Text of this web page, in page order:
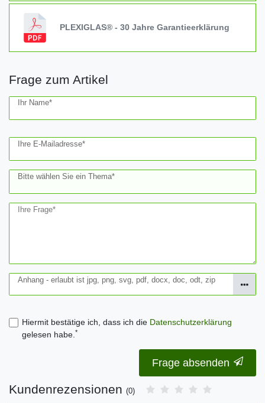
PLEXIGLAS® - 30 Jahre Garantieerklärung
Frage zum Artikel
Ihr Name*
Ihre E-Mailadresse*
Bitte wählen Sie ein Thema*
Ihre Frage*
Anhang - erlaubt ist jpg, png, svg, pdf, docx, doc, odt, zip
Hiermit bestätige ich, dass ich die Daten­schutz­erklärung
gelesen habe. *
Ceres::Template.mailFormHoneypotLabel
Frage absenden
Kundenrezensionen (0)